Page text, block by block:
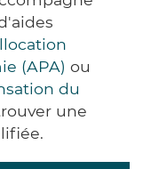
(APA) ou
du
une